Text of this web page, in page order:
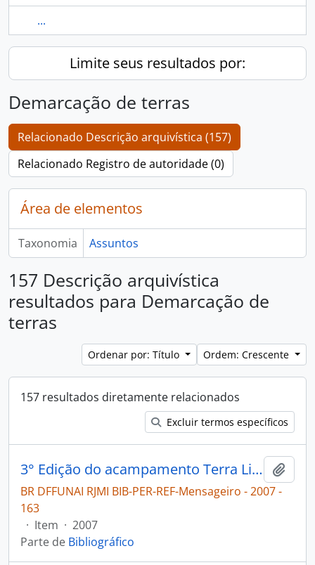
...
Limite seus resultados por:
Demarcação de terras
Relacionado Descrição arquivística (157)
Relacionado Registro de autoridade (0)
Área de elementos
Taxonomia Assuntos
157 Descrição arquivística
resultados para Demarcação de
terras
Ordenar por: Título Ordem: Crescente
157 resultados diretamente relacionados
Excluir termos específicos
3° Edição do acampamento Terra Livre [Mensageiro]
BR DFFUNAI RJMI BIB-PER-REF-Mensageiro - 2007 -
163
· Item · 2007
Parte de Bibliográfico